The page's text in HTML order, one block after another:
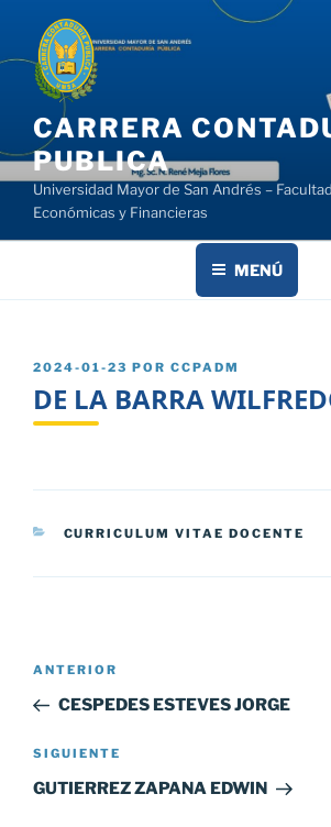
contenido
CARRERA
PUBLICA
Universidad Mayor de San Andrés –
Económicas y Financieras
MENÚ
PUBLICADO
2024-01-23 POR CCPADM
DE LA BARRA
CATEGORÍAS
CURRICULUM VITAE DOCENTE
Navegación
entradas
Entrada
anterior:
ANTERIOR
CESPEDES ESTEVES JORGE
Siguiente
entrada
SIGUIENTE
GUTIERREZ ZAPANA EDWIN